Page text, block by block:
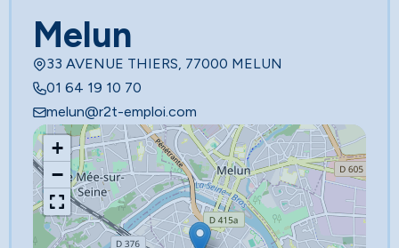
Melun
33 AVENUE THIERS, 77000 MELUN
01 64 19 10 70
melun@r2t-emploi.com
+
−